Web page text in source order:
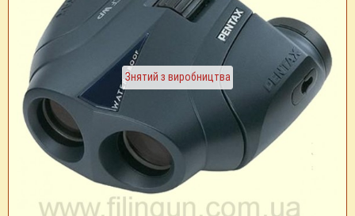
Знятий з виробництва